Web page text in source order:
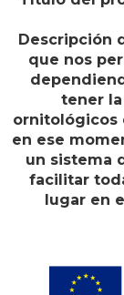
Descripción
que nos
tener
ornitológicos
en ese
un sistema
facilitar
lugar en